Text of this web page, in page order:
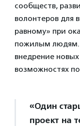
сообществ,
волонтеров для
равному» при
пожилым людям.
внедрение
возможностях
«Один
проект на